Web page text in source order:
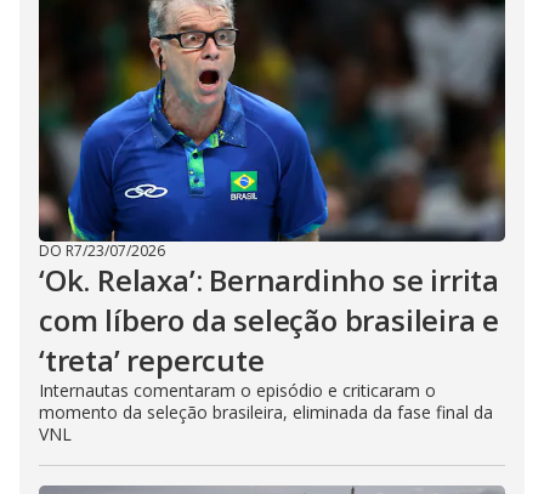
DO R7/23/07/2026
‘Ok. Relaxa’: Bernardinho se irrita
com líbero da seleção brasileira e
‘treta’ repercute
Internautas comentaram o episódio e criticaram o
momento da seleção brasileira, eliminada da fase final da
VNL